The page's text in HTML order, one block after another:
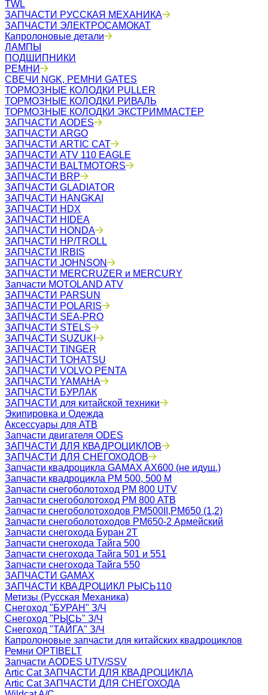
TWL
ЗАПЧАСТИ РУССКАЯ МЕХАНИКА
ЗАПЧАСТИ ЭЛЕКТРОСАМОКАТ
Капролоновые детали
ЛАМПЫ
ПОДШИПНИКИ
РЕМНИ
СВЕЧИ NGK, РЕМНИ GATES
ТОРМОЗНЫЕ КОЛОДКИ PULLER
ТОРМОЗНЫЕ КОЛОДКИ РИВАЛЬ
ТОРМОЗНЫЕ КОЛОДКИ ЭКСТРИММАСТЕР
ЗАПЧАСТИ AODES
ЗАПЧАСТИ ARGO
ЗАПЧАСТИ ARTIC CAT
ЗАПЧАСТИ ATV 110 EAGLE
ЗАПЧАСТИ BALTMOTORS
ЗАПЧАСТИ BRP
ЗАПЧАСТИ GLADIATOR
ЗАПЧАСТИ HANGKAI
ЗАПЧАСТИ HDX
ЗАПЧАСТИ HIDEA
ЗАПЧАСТИ HONDA
ЗАПЧАСТИ HP/TROLL
ЗАПЧАСТИ IRBIS
ЗАПЧАСТИ JOHNSON
ЗАПЧАСТИ MERCRUZER и MERCURY
Запчасти MOTOLAND ATV
ЗАПЧАСТИ PARSUN
ЗАПЧАСТИ POLARIS
ЗАПЧАСТИ SEA-PRO
ЗАПЧАСТИ STELS
ЗАПЧАСТИ SUZUKI
ЗАПЧАСТИ TINGER
ЗАПЧАСТИ TOHATSU
ЗАПЧАСТИ VOLVO PENTA
ЗАПЧАСТИ YAMAHA
ЗАПЧАСТИ БУРЛАК
ЗАПЧАСТИ для китайской техники
Экипировка и Одежда
Аксессуары для АТВ
Запчасти двигателя ODES
ЗАПЧАСТИ ДЛЯ КВАДРОЦИКЛОВ
ЗАПЧАСТИ ДЛЯ СНЕГОХОДОВ
Запчасти квадроцикла GAMAX AX600 (не идущ.)
Запчасти квадроцикла РМ 500, 500 М
Запчасти снегоболотоход РМ 800 UTV
Запчасти снегоболотоход РМ 800 АТВ
Запчасти снегоболотоходов РМ500II,РМ650 (1,2)
Запчасти снегоболотоходов РМ650-2 Армейский
Запчасти снегохода Буран 2Т
Запчасти снегохода Тайга 500
Запчасти снегохода Тайга 501 и 551
Запчасти снегохода Тайга 550
ЗАПЧАСТИ GAMAX
ЗАПЧАСТИ КВАДРОЦИКЛ РЫСЬ110
Метизы (Русская Механика)
Снегоход "БУРАН" З/Ч
Снегоход "РЫСЬ" З/Ч
Снегоход "ТАЙГА" З/Ч
Капролоновые запчасти для китайских квадроциклов
Ремни OPTIBELT
Запчасти AODES UTV/SSV
Artic Cat ЗАПЧАСТИ ДЛЯ КВАДРОЦИКЛА
Artic Cat ЗАПЧАСТИ ДЛЯ СНЕГОХОДА